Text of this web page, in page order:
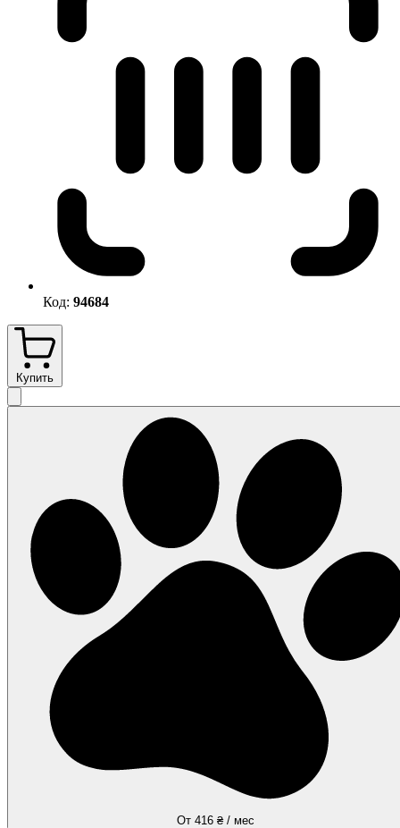
Код: 94684
Купить
От 416 ₴ / мес